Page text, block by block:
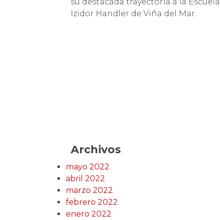
Izidor Handler de Viña del Mar.
Archivos
mayo 2022
abril 2022
marzo 2022
febrero 2022
enero 2022